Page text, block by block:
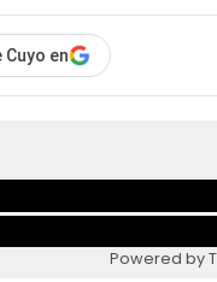
en
Powered by